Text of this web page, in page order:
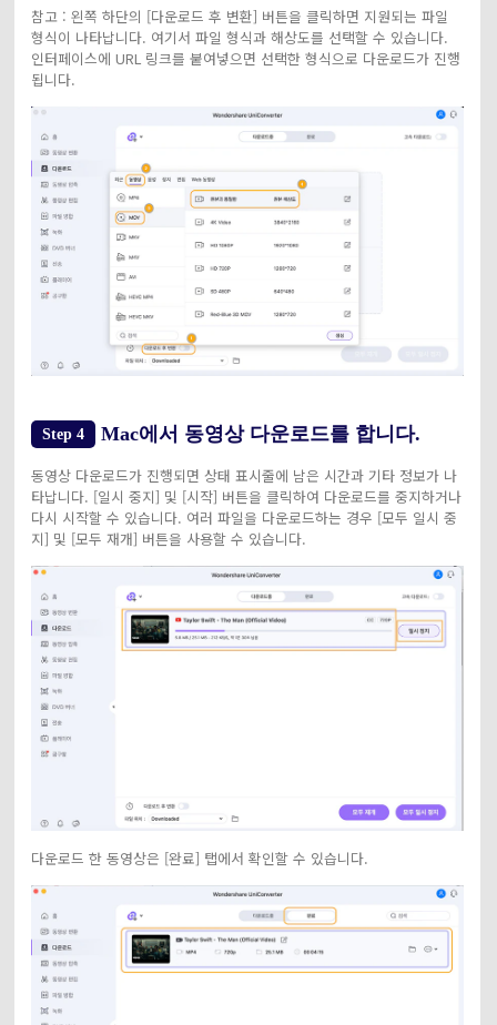
참고 : 왼쪽 하단의 [다운로드 후 변환] 버튼을 클릭하면 지원되는 파일
형식이 나타납니다. 여기서 파일 형식과 해상도를 선택할 수 있습니다.
인터페이스에 URL 링크를 붙여넣으면 선택한 형식으로 다운로드가 진행
됩니다.
Step 4 Mac에서 동영상 다운로드를 합니다.
동영상 다운로드가 진행되면 상태 표시줄에 남은 시간과 기타 정보가 나
타납니다. [일시 중지] 및 [시작] 버튼을 클릭하여 다운로드를 중지하거나
다시 시작할 수 있습니다. 여러 파일을 다운로드하는 경우 [모두 일시 중
지] 및 [모두 재개] 버튼을 사용할 수 있습니다.
다운로드 한 동영상은 [완료] 탭에서 확인할 수 있습니다.